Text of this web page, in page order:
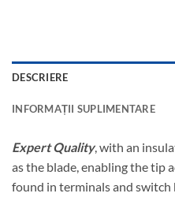
DESCRIERE
INFORMAȚII SUPLIMENTARE
Expert Quality, with an
as the blade, enabling the tip
found in terminals and switch